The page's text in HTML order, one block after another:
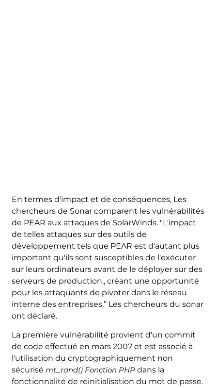
En termes d'impact et de conséquences, Les
chercheurs de Sonar comparent les vulnérabilités
de PEAR aux attaques de SolarWinds. "L'impact
de telles attaques sur des outils de
développement tels que PEAR est d'autant plus
important qu'ils sont susceptibles de l'exécuter
sur leurs ordinateurs avant de le déployer sur des
serveurs de production., créant une opportunité
pour les attaquants de pivoter dans le réseau
interne des entreprises,” Les chercheurs du sonar
ont déclaré.
La première vulnérabilité provient d'un commit
de code effectué en mars 2007 et est associé à
l'utilisation du cryptographiquement non
sécurisé mt_rand() Fonction PHPdans la
fonctionnalité de réinitialisation du mot de passe.